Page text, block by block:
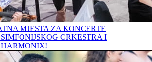
MJESTA ZA KONCERTE
ORKESTRA I